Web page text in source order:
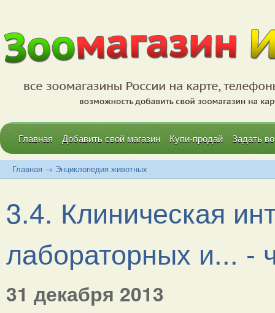
Главная Добавить свой магазин Купи-продай Задать
Главная → Энциклопедия животных
3.4. Клиническая
лабораторных и... -
31 декабря 2013